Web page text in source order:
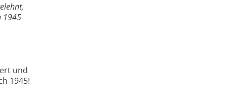
1945
und
1945!